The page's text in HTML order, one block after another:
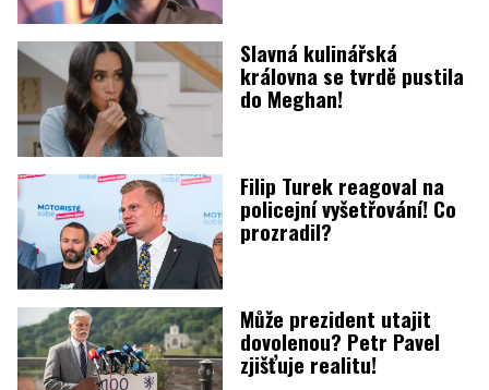
Slavná kulinářská
královna se tvrdě pustila
do Meghan!
Filip Turek reagoval na
policejní vyšetřování! Co
prozradil?
Může prezident utajit
dovolenou? Petr Pavel
zjišťuje realitu!